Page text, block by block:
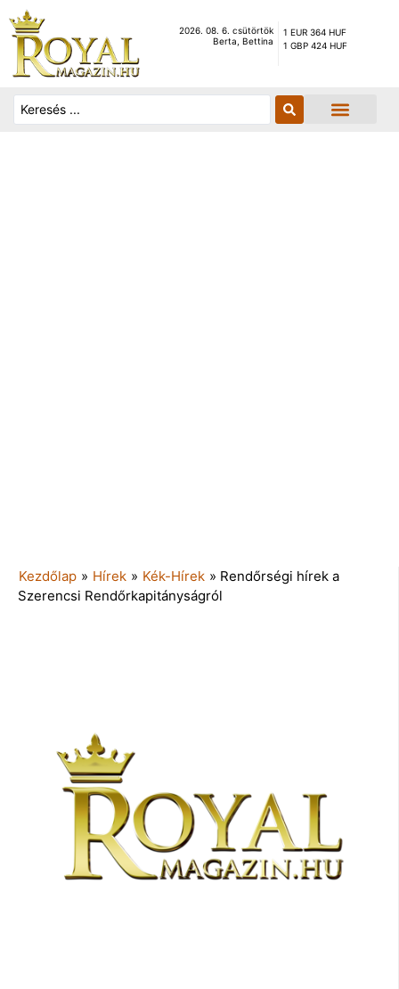
2026. 08. 6. csütörtök
Berta, Bettina
1 EUR 364 HUF
1 GBP 424 HUF
Kezdőlap » Hírek » Kék-Hírek » Rendőrségi hírek a
Szerencsi Rendőrkapitányságról